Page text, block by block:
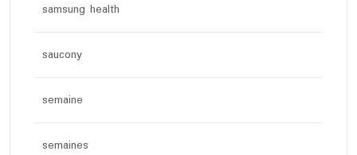
samsung health
saucony
semaine
semaines